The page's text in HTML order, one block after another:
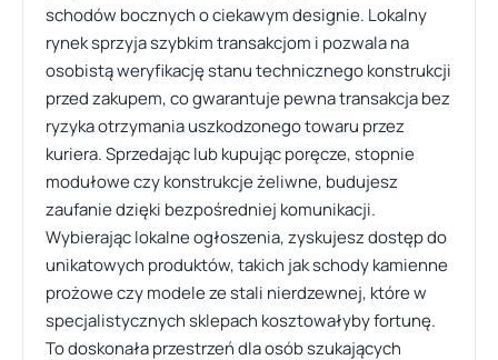
schodów bocznych o ciekawym designie. Lokalny
rynek sprzyja szybkim transakcjom i pozwala na
osobistą weryfikację stanu technicznego konstrukcji
przed zakupem, co gwarantuje pewna transakcja bez
ryzyka otrzymania uszkodzonego towaru przez
kuriera. Sprzedając lub kupując poręcze, stopnie
modułowe czy konstrukcje żeliwne, budujesz
zaufanie dzięki bezpośredniej komunikacji.
Wybierając lokalne ogłoszenia, zyskujesz dostęp do
unikatowych produktów, takich jak schody kamienne
prożowe czy modele ze stali nierdzewnej, które w
specjalistycznych sklepach kosztowałyby fortunę.
To doskonała przestrzeń dla osób szukających